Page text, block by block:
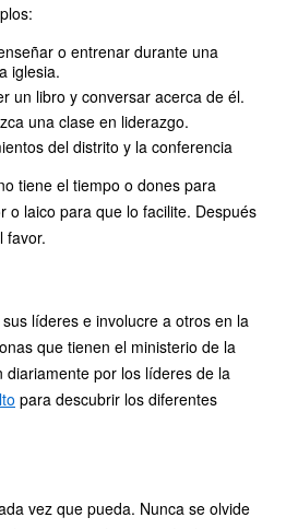
o entrenar durante una
iglesia.
un libro y conversar acerca de él.
una clase en liderazgo.
del distrito y la conferencia
tiene el tiempo o dones para
o laico para que lo facilite. Después
favor.
líderes e involucre a otros en la
que tienen el ministerio de la
por los líderes de la
para descubrir los diferentes
vez que pueda. Nunca se olvide